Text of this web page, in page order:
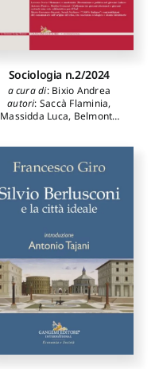
Sociologia n.2/2024
a cura di: Bixio Andrea
autori: Saccà Flaminia,
Massidda Luca, Belmonte
Di Gaspare Giuseppe
Raffaella ,Serra Lorenzo,
Panico Antonio,Germanà
,Siciliano Sarah